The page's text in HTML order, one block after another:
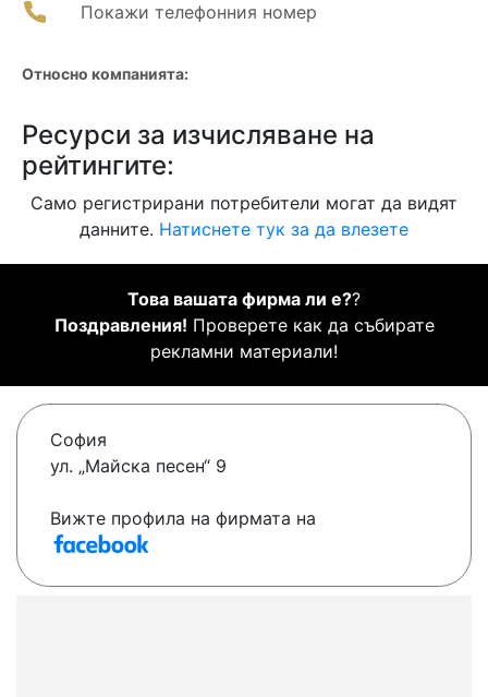
Покажи телефонния номер
Относно компанията:
Ресурси за изчисляване на
рейтингите:
Само регистрирани потребители могат да видят
данните. Натиснете тук за да влезете
Това вашата фирма ли е??
Поздравления! Проверете как да събирате
рекламни материали!
София
ул. „Майска песен“ 9
Вижте профила на фирмата на